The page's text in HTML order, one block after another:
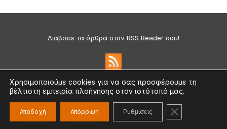
Διάβασε τα άρθρα στον RSS Reader σου!
Πολιτική Απορρήτου & Cookies
©2026 medium.gr | Designed & Supported bynat.ad
Χρησιμοποιούμε cookies για να σας προσφέρουμε τη
βέλτιστη εμπειρία πλοήγησης στον ιστότοπό μας.
Αποδοχή Απόρριψη Ρυθμίσεις ΚΛΕΊΣΙΜΟ ΤΟΥ